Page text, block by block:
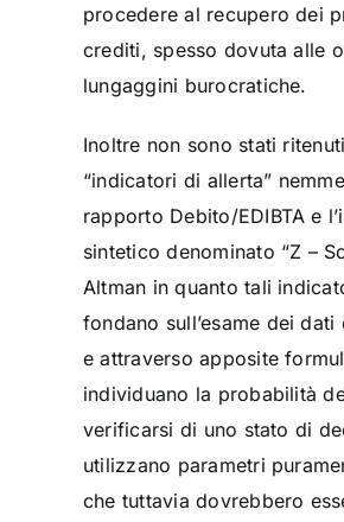
procedere al recupero dei
crediti, spesso dovuta alle
lungaggini burocratiche.
Inoltre non sono stati
“indicatori di allerta”
rapporto Debito/EDIBTA e
sintetico denominato “Z –
Altman in quanto tali
fondano sull’esame dei
e attraverso apposite
individuano la probabilità
verificarsi di uno stato di
utilizzano parametri
che tuttavia dovrebbero